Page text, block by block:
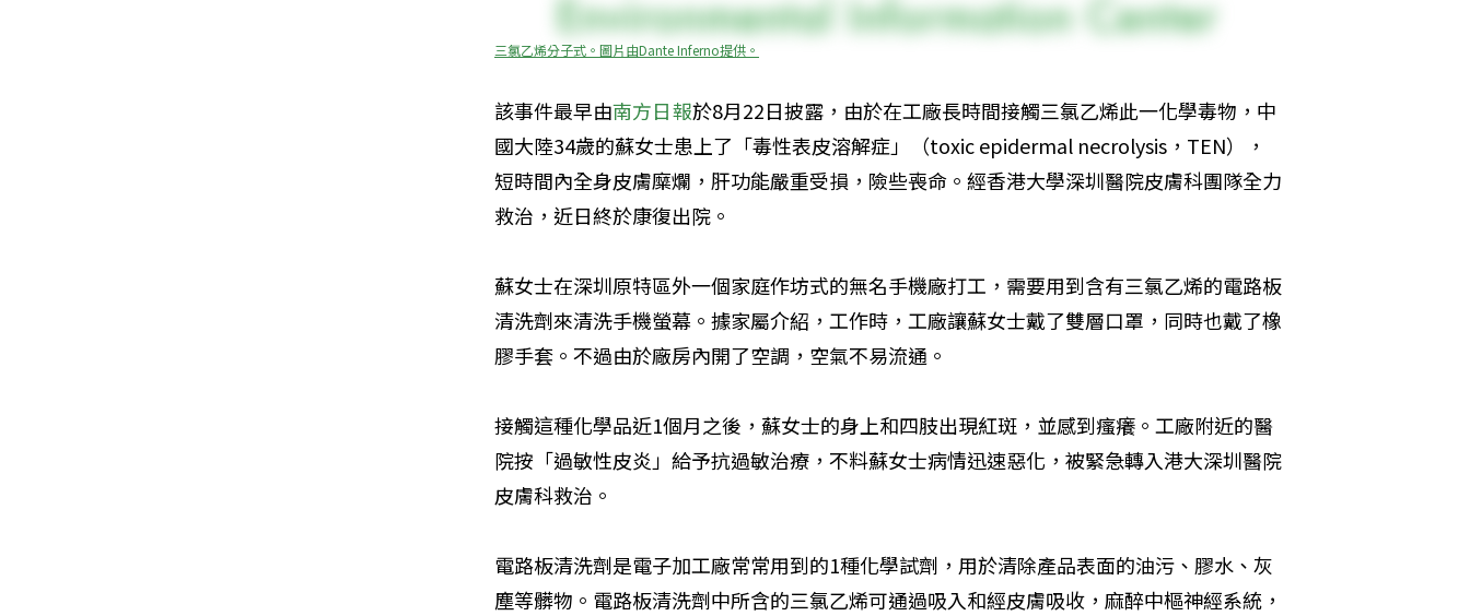
三氯乙烯分子式。圖片由Dante Inferno提供。
該事件最早由南方日報於8月22日披露，由於在工廠長時間接觸三氯乙烯此一化學毒物，中
國大陸34歲的蘇女士患上了「毒性表皮溶解症」（toxic epidermal necrolysis，TEN），
短時間內全身皮膚糜爛，肝功能嚴重受損，險些喪命。經香港大學深圳醫院皮膚科團隊全力
救治，近日終於康復出院。
蘇女士在深圳原特區外一個家庭作坊式的無名手機廠打工，需要用到含有三氯乙烯的電路板
清洗劑來清洗手機螢幕。據家屬介紹，工作時，工廠讓蘇女士戴了雙層口罩，同時也戴了橡
膠手套。不過由於廠房內開了空調，空氣不易流通。
接觸這種化學品近1個月之後，蘇女士的身上和四肢出現紅斑，並感到瘙癢。工廠附近的醫
院按「過敏性皮炎」給予抗過敏治療，不料蘇女士病情迅速惡化，被緊急轉入港大深圳醫院
皮膚科救治。
電路板清洗劑是電子加工廠常常用到的1種化學試劑，用於清除產品表面的油污、膠水、灰
塵等髒物。電路板清洗劑中所含的三氯乙烯可通過吸入和經皮膚吸收，麻醉中樞神經系統，